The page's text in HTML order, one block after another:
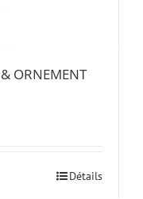
& ORNEMENT
Détails